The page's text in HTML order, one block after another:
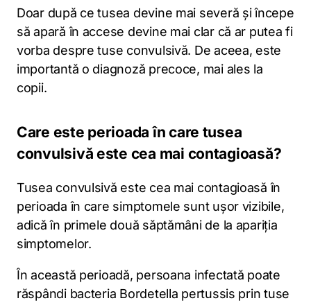
Doar după ce tusea devine mai severă și începe
să apară în accese devine mai clar că ar putea fi
vorba despre tuse convulsivă. De aceea, este
importantă o diagnoză precoce, mai ales la
copii.
Care este perioada în care tusea
convulsivă este cea mai contagioasă?
Tusea convulsivă este cea mai contagioasă în
perioada în care simptomele sunt ușor vizibile,
adică în primele două săptămâni de la apariția
simptomelor.
În această perioadă, persoana infectată poate
răspândi bacteria Bordetella pertussis prin tuse